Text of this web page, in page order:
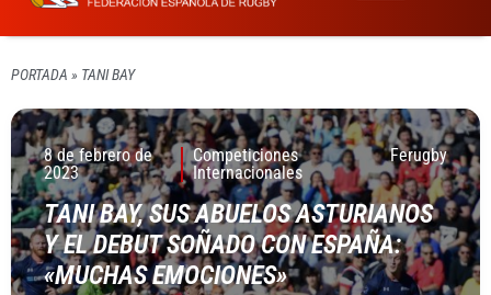
PORTADA » TANI BAY
8 de febrero de
2023
Competiciones
Internacionales
Ferugby
TANI BAY, SUS ABUELOS ASTURIANOS
Y EL DEBUT SOÑADO CON ESPAÑA:
«MUCHAS EMOCIONES»